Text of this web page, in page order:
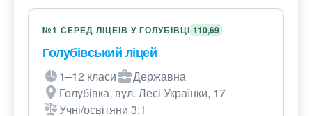
№1 СЕРЕД ЛІЦЕЇВ У ГОЛУБІВЦІ 110,69
Голубівський ліцей
1–12 класи
Державна
Голубівка, вул. Лесі Українки, 17
Учні/освітяни 3:1